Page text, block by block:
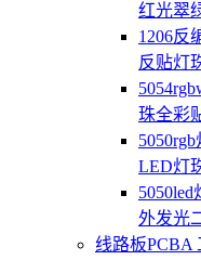
红光翠
1206反
反贴灯
珠全彩
LED灯
外发光
线路板PCBA